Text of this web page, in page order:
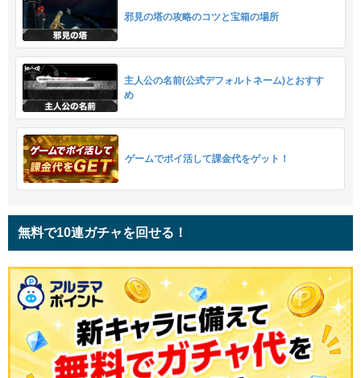
邪見の塔の攻略のコツと宝箱の場所
主人公の名前(公式デフォルトネーム)とおすす
め
ゲームでポイ活して課金代をゲット！
無料で10連ガチャを回せる！